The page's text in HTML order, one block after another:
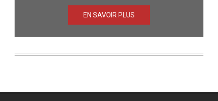
EN SAVOIR PLUS